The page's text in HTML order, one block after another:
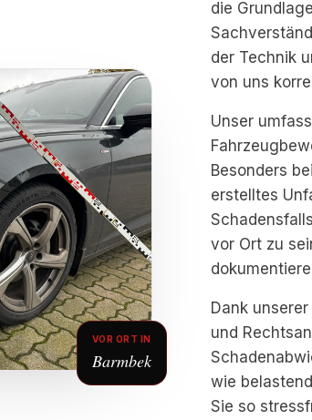
VOR ORT IN
Barmbek
die
der Technik
von uns
Unser
Besonders
erstelltes
vor Ort zu
Dank
und
wie
Sie so